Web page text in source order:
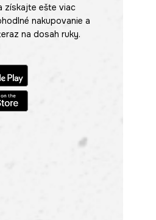
získajte ešte viac
nakupovanie a
na dosah ruky.